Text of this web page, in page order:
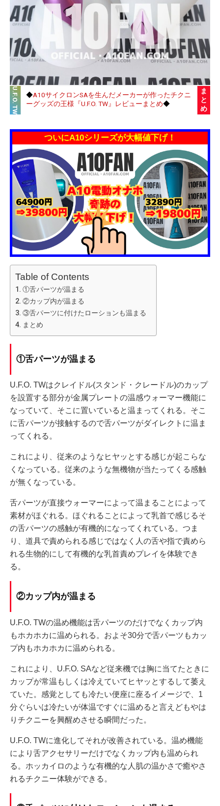
U.F.O. TW ◆A10サイクロンSAを生んだメーカーが作ったチクニ
ーグッズの王様『U.F.O. TW』レビューまとめ◆
ま
と
め
ついにA10シリーズが大幅値下げ！
Table of Contents
①舌パーツが温まる
②カップ内が温まる
③舌パーツに付けたローションも温まる
まとめ
①舌パーツが温まる
U.F.O. TWはクレイドル(スタンド・クレードル)のカップ
を設置する部分が金属プレートの温感ウォーマー機能に
なっていて、そこに置いていると温まってくれる。そこ
に舌パーツが接触するので舌パーツがダイレクトに温ま
ってくれる。
これにより、従来のようなヒヤッとする感じが起こらな
くなっている。従来のような無機物が当たってくる感触
が無くなっている。
舌パーツが直接ウォーマーによって温まることによって
素材がほぐれる。ほぐれることによって乳首で感じるそ
の舌パーツの感触が有機的になってくれている。つま
り、道具で責められる感じではなく人の舌や指で責めら
れる生物的にして有機的な乳首責めプレイを体験でき
る。
②カップ内が温まる
U.F.O. TWの温め機能は舌パーツのだけでなくカップ内
もホカホカに温められる。およそ30分で舌パーツもカッ
プ内もホカホカに温められる。
これにより、U.F.O. SAなど従来機では胸に当てたときに
カップが常温もしくは冷えていてヒヤッとするして萎え
ていた。感覚としても冷たい便座に座るイメージで、1
分ぐらいは冷たいが体温ですぐに温めると言えどもやは
りチクニーを興醒めさせる瞬間だった。
U.F.O. TWに進化してそれが改善されている。温め機能
により舌アクセサリーだけでなくカップ内も温められ
る。ホッカイロのような有機的な人肌の温かさで癒やさ
れるチクニー体験ができる。